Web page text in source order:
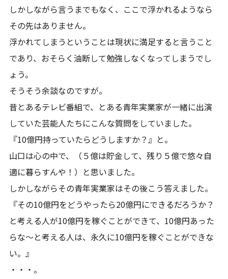
しかしながら言うまでもなく、ここで浮かれるようなら
その先はありません。
浮かれてしまうということは現状に満足すると言うこと
であり、おそらく油断して勉強しなくなってしまうでし
ょう。
そうそう余談なのですが。
昔とあるテレビ番組で、とある青年実業家が一緒に出演
していた芸能人たちにこんな質問をしていました。
『10億円持っていたらどうしますか？』と。
山口は心の中で、（５億は貯金して、残り５億で悠々自
適に暮らすんや！）と思いました。
しかしながらその青年実業家はその後こう答えました。
『その10億円をどうやったら20億円にできるだろうか？
と考える人が10億円を稼ぐことができて、10億円あった
らな～と考える人は、永久に10億円を稼ぐことができな
い。』
・・・。